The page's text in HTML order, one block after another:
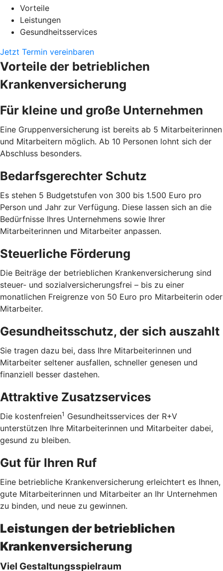
Vorteile
Leistungen
Gesundheitsservices
Jetzt Termin vereinbaren
Vorteile der betrieblichen
Krankenversicherung
Für kleine und große Unternehmen
Eine Gruppenversicherung ist bereits ab 5 Mitarbeiterinnen
und Mitarbeitern möglich. Ab 10 Personen lohnt sich der
Abschluss besonders.
Bedarfsgerechter Schutz
Es stehen 5 Budgetstufen von 300 bis 1.500 Euro pro
Person und Jahr zur Verfügung. Diese lassen sich an die
Bedürfnisse Ihres Unternehmens sowie Ihrer
Mitarbeiterinnen und Mitarbeiter anpassen.
Steuerliche Förderung
Die Beiträge der betrieblichen Krankenversicherung sind
steuer- und sozialversicherungsfrei – bis zu einer
monatlichen Freigrenze von 50 Euro pro Mitarbeiterin oder
Mitarbeiter.
Gesundheitsschutz, der sich auszahlt
Sie tragen dazu bei, dass Ihre Mitarbeiterinnen und
Mitarbeiter seltener ausfallen, schneller genesen und
finanziell besser dastehen.
Attraktive Zusatzservices
Die kostenfreien1 Gesundheitsservices der R+V
unterstützen Ihre Mitarbeiterinnen und Mitarbeiter dabei,
gesund zu bleiben.
Gut für Ihren Ruf
Eine betriebliche Krankenversicherung erleichtert es Ihnen,
gute Mitarbeiterinnen und Mitarbeiter an Ihr Unternehmen
zu binden, und neue zu gewinnen.
Leistungen der betrieblichen
Krankenversicherung
Viel Gestaltungsspielraum